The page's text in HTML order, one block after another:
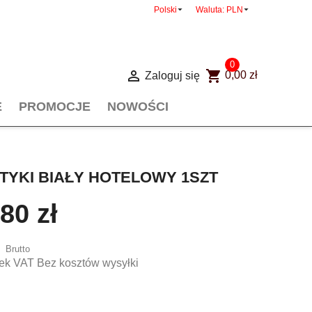
Polski Waluta: PLN
shopping_cart
0
0,00 zł
 Zaloguj się
PROMOCJE NOWOŚCI
BIAŁY HOTELOWY 1SZT
zł
Brutto
VAT Bez kosztów wysyłki